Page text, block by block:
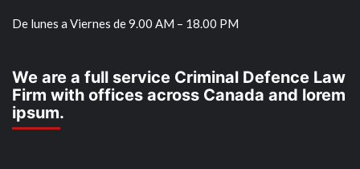
De lunes a Viernes de 9.00 AM – 18.00 PM
We are a full service Criminal Defence Law
Firm with offices across Canada and lorem
ipsum.